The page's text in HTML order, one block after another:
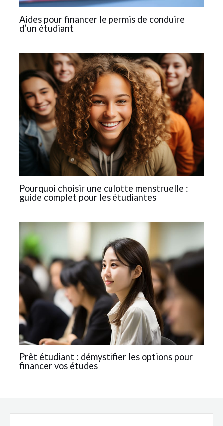
Aides pour financer le permis de conduire
d’un étudiant
Pourquoi choisir une culotte menstruelle :
guide complet pour les étudiantes
Prêt étudiant : démystifier les options pour
financer vos études